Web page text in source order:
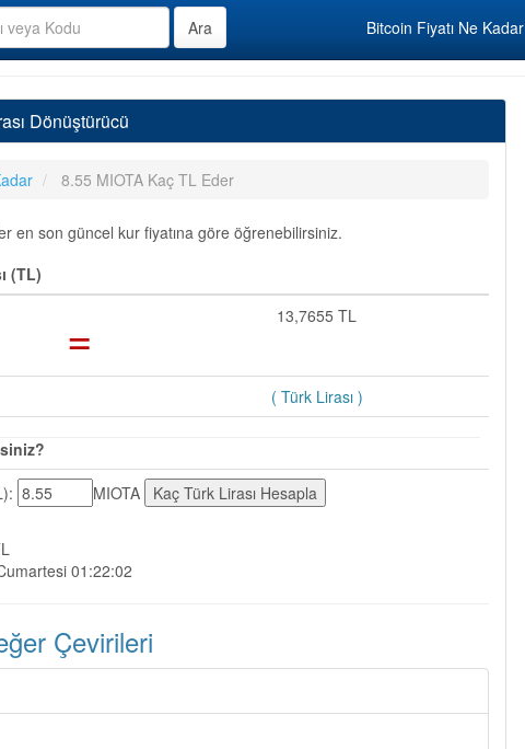
Bitcoin Fiyatı Ne Kadar
Dönüştürücü
8.55 MIOTA Kaç TL Eder
en son güncel kur fiyatına göre öğrenebilirsiniz.
(TL)
= 13,7655 TL
( Türk Lirası )
MIOTA
01:22:02
Çevirileri